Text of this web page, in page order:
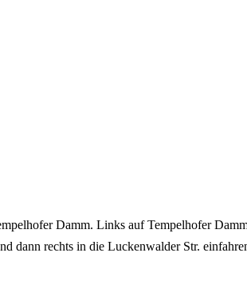
Damm. Links auf Tempelhofer
dann rechts in die Luckenwalder Str.